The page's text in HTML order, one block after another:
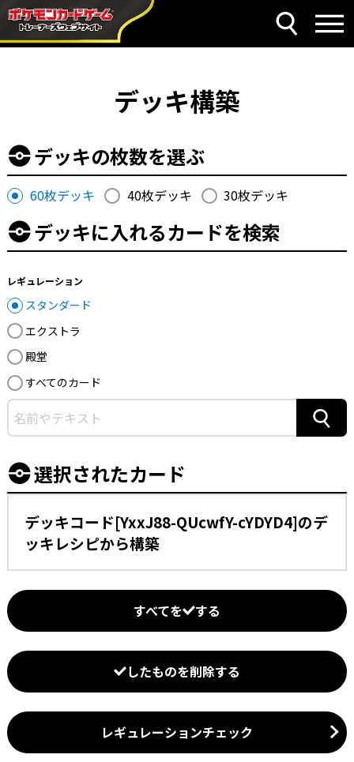
デッキ構築
デッキの枚数を選ぶ
60枚デッキ 40枚デッキ 30枚デッキ
デッキに入れるカードを検索
レギュレーション
スタンダード
エクストラ
殿堂
すべてのカード
選択されたカード
デッキコード[YxxJ88-QUcwfY-cYDYD4]のデ
ッキレシピから構築
すべてを する
したものを削除する
レギュレーションチェック